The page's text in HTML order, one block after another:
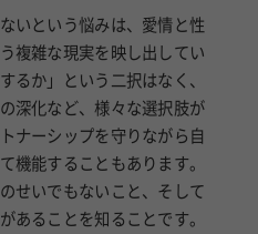
いという悩みは、愛情と性
複雑な現実を映し出してい
るか」という二択はなく、
深化など、様々な選択肢が
ナーシップを守りながら自
機能することもあります。
せいでもないこと、そして
あることを知ることです。